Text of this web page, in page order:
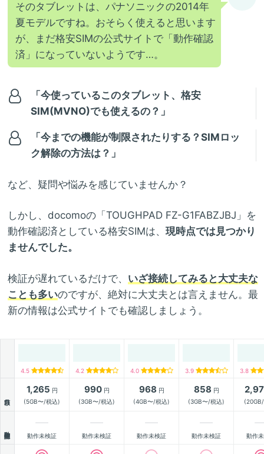
そのタブレットは、パナソニックの2014年
夏モデルですね。おそらく使えると思います
が、まだ格安SIMの公式サイトで「動作確認
済」になっていないようです…。
「今使っているこのタブレット、格安
SIM(MVNO)でも使えるの？」
「今までの機能が制限されたりする？SIMロッ
ク解除の方法は？」
など、疑問や悩みを感じていませんか？
しかし、docomoの「TOUGHPAD FZ-G1FABZJBJ」を
動作確認済としている格安SIMは、 現時点では見つかり
ませんでした。
検証が遅れているだけで、 いざ接続してみると大丈夫な
ことも多いのですが、絶対に大丈夫とは言えません。最
新の情報は公式サイトでも確認しましょう。
4.5 4.2 4.0 3.9 3.8
1,265 円
(5GB〜/税込)
990円
(3GB〜/税込)
968 円
(4GB〜/税込)
858 円
(3GB〜/税込)
動作未検証 動作未検証 動作未検証 動作未検証 動作